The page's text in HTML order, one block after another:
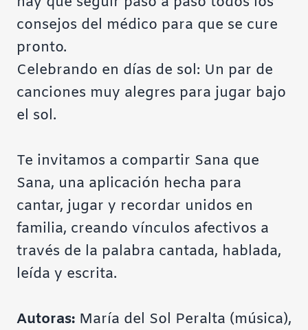
consejos del médico para que se cure
pronto.
Celebrando en días de sol: Un par de
canciones muy alegres para jugar bajo
el sol.
Te invitamos a compartir Sana que
Sana, una aplicación hecha para
cantar, jugar y recordar unidos en
familia, creando vínculos afectivos a
través de la palabra cantada, hablada,
leída y escrita.
Autoras: María del Sol Peralta (música),